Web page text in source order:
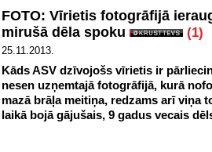
FOTO: Vīrietis fotogrāfijā
mirušā dēla spoku
(1)
25.11.2013.
Kāds ASV dzīvojošs vīrietis ir
nesen uzņemtajā fotogrāfijā, kurā
mazā brāļa meitiņa, redzams arī viņa
laikā bojā gājušais, 9 gadus vecais